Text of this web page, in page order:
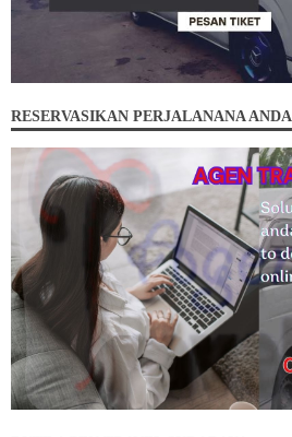
RESERVASIKAN PERJALANANA ANDA